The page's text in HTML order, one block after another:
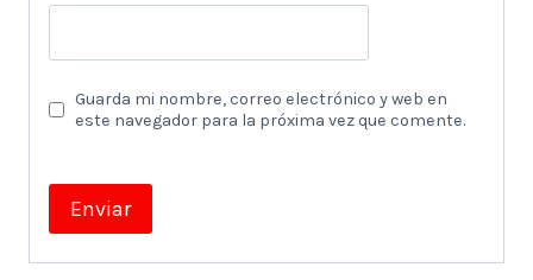
Guarda mi nombre, correo electrónico y web en
este navegador para la próxima vez que comente.